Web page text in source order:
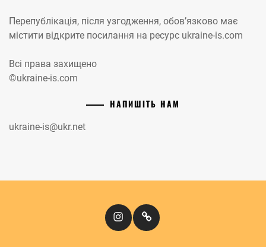
Перепублікація, після узгодження, обов’язково має
містити відкрите посилання на ресурс ukraine-is.com
Всі права захищено
©ukraine-is.com
НАПИШІТЬ НАМ
ukraine-is@ukr.net
InstagramКіномандри